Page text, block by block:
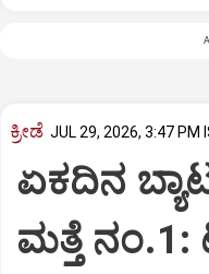
ಕ್ರೀಡೆ JUL 29, 2026, 3:47 PM
ಏಕದಿನ
ಮತ್ತೆ